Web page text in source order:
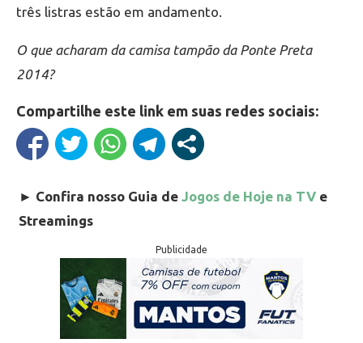
três listras estão em andamento.
O que acharam da camisa tampão da Ponte Preta
2014?
Compartilhe este link em suas redes sociais:
► Confira nosso Guia de Jogos de Hoje na TV e
Streamings
Publicidade